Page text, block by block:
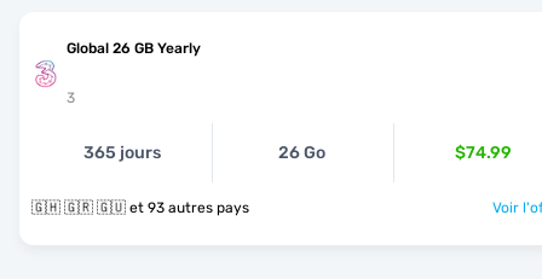
Global 26 GB Yearly
3
365 jours 26 Go $74.99
🇬🇭 🇬🇷 🇬🇺 et 93 autres pays Voir